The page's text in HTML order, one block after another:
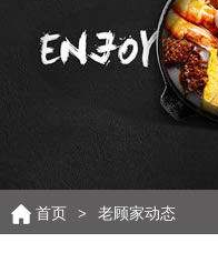
首页 > 老顾家动态